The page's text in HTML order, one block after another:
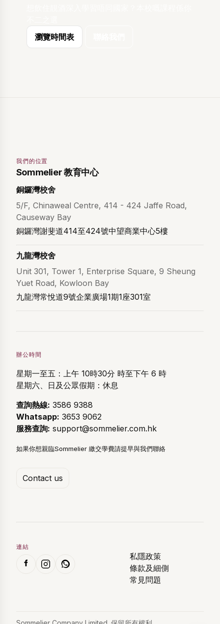
瀏覽時間表
我們的位置
Sommelier 教育中心
銅鑼灣校舍
5/F, Chinaweal Centre, 414 - 424 Jaffe Road,
Causeway Bay
銅鑼灣謝斐道414至424號中望商業中心5樓
九龍灣校舍
Unit 301, Tower 1, Enterprise Square, 9 Sheung
Yuet Road, Kowloon Bay
九龍灣常悅道9號企業廣場1期1座301室
辦公時間
星期一至五：上午 10時30分 時至下午 6 時
星期六、日及公眾假期：休息
查詢熱線: 3586 9388
Whatsapp: 3653 9062
服務查詢: support@sommelier.com.hk
如果你想親臨Sommelier 繳交學費請提早與我們聯絡
Contact us
連結
私隱政策
條款及細側
常見問題